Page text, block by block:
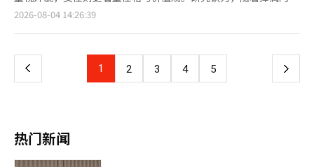
不断提高，恋爱正逐渐演变为一场“条件竞争”，青年群体的心理
研究生院研究团队开展的一项调查。调查覆盖韩国、中国、日本、
牙于2024年完成调查，中国和日本于2026年完成调查。 具体来
看，韩国青年男女在择偶标准上存在明显差异。韩国男性将外貌列
2026-08-04 14:26:39
上
页
1 2 3 4 5 下
热门新闻